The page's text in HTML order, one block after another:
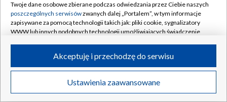
Rada Programowa
System NOS
Informacje o nadawcy
Program dla prasy
Ogłoszenie przetargowe
Kontakt
Kanały
©2026 Telewizja Polska S.A. w likwidacji
Twoje dane osobowe zbierane podczas odwiedzania przez Ciebie naszych
poszczególnych serwisówzwanych dalej „Portalem”, w tym informacje
zapisywane za pomocą technologii takich jak: pliki cookie, sygnalizatory
WWW lub innych podobnych technologii umożliwiających świadczenie
ruchu w Internecie.
Twoje dane osobowe zbierane podczas odwiedzania przez Ciebie
poszczególnych serwisówna Portalu, takie jak adresy IP, identyfikatory
Ustawienia zaawansowane
Akceptuję i przechodzę do serwisu